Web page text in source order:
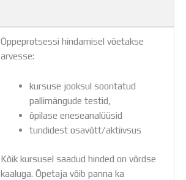
Õppeprotsessi hindamisel võetakse
arvesse:
kursuse jooksul sooritatud
pallimängude testid,
õpilase eneseanalüüsid
tundidest osavõtt/aktiivsus
Kõik kursusel saadud hinded on võrdse
kaaluga. Õpetaja võib panna ka